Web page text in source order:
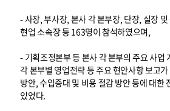
- 사장, 부사장, 본사 각 본부장, 단장, 실장
현업 소속장 등 163명이 참석하였으며,
- 기획조정본부 등 본사 각 본부의 주요 사업
각 본부별 영업전략 등 주요 현안사항 보고
방안, 수입증대 및 비용 절감 방안 등에 대한
있었다.